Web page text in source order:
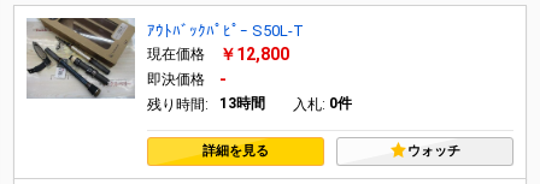
ｱｳﾄﾊﾞｯｸﾊﾟﾋﾟｰ S50L-T
現在価格 ￥12,800
即決価格 -
残り時間: 13時間 入札: 0件
詳細を見る ウォッチ